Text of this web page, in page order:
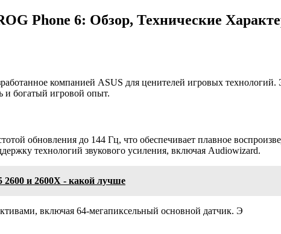
Phone 6: Обзор, Технические
компанией ASUS для ценителей игровых
и богатый игровой опыт.
обновления до 144 Гц, что обеспечивает плавное
технологий звукового усиления, включая Audiowizard.
и 2600X - какой лучше
включая 64-мегапиксельный основной датчик. Э